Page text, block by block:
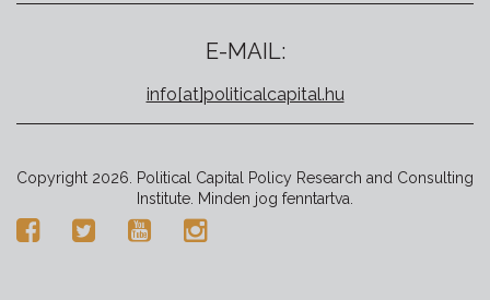
E-MAIL:
info[at]politicalcapital.hu
Copyright 2026. Political Capital Policy Research and Consulting
Institute. Minden jog fenntartva.